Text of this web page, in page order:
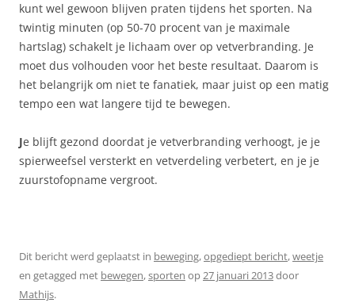
kunt wel gewoon blijven praten tijdens het sporten. Na
twintig minuten (op 50-70 procent van je maximale
hartslag) schakelt je lichaam over op vetverbranding. Je
moet dus volhouden voor het beste resultaat. Daarom is
het belangrijk om niet te fanatiek, maar juist op een matig
tempo een wat langere tijd te bewegen.
Je blijft gezond doordat je vetverbranding verhoogt, je je
spierweefsel versterkt en vetverdeling verbetert, en je je
zuurstofopname vergroot.
Dit bericht werd geplaatst in beweging,opgediept bericht,weetje
en getagged met bewegen,sporten op27 januari 2013door
Mathijs.